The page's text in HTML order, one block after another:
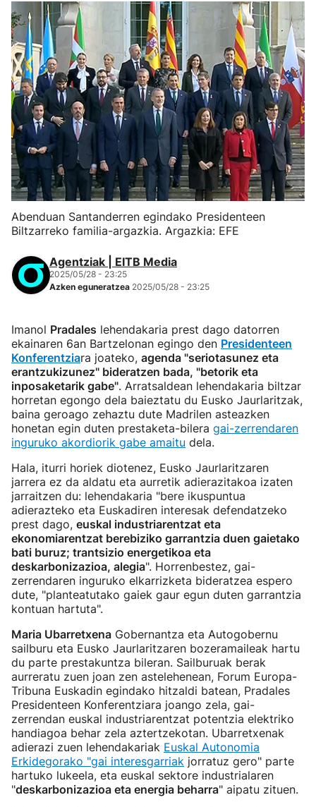
Abenduan Santanderren egindako Presidenteen
Biltzarreko familia-argazkia. Argazkia: EFE
Agentziak | EITB Media
2025/05/28 - 23:25
Azken eguneratzea 2025/05/28 - 23:25
Imanol Pradales lehendakaria prest dago datorren
ekainaren 6an Bartzelonan egingo den Presidenteen
Konferentziara joateko, agenda "seriotasunez eta
erantzukizunez" bideratzen bada, "betorik eta
inposaketarik gabe". Arratsaldean lehendakaria biltzar
horretan egongo dela baieztatu du Eusko Jaurlaritzak,
baina geroago zehaztu dute Madrilen asteazken
honetan egin duten prestaketa-bilera gai-zerrendaren
inguruko akordiorik gabe amaitu dela.
Hala, iturri horiek diotenez, Eusko Jaurlaritzaren
jarrera ez da aldatu eta aurretik adierazitakoa izaten
jarraitzen du: lehendakaria "bere ikuspuntua
adierazteko eta Euskadiren interesak defendatzeko
prest dago, euskal industriarentzat eta
ekonomiarentzat berebiziko garrantzia duen gaietako
bati buruz; trantsizio energetikoa eta
deskarbonizazioa, alegia". Horrenbestez, gai-
zerrendaren inguruko elkarrizketa bideratzea espero
dute, "planteatutako gaiek gaur egun duten garrantzia
kontuan hartuta".
Maria Ubarretxena Gobernantza eta Autogobernu
sailburu eta Eusko Jaurlaritzaren bozeramaileak hartu
du parte prestakuntza bileran. Sailburuak berak
aurreratu zuen joan zen astelehenean, Forum Europa-
Tribuna Euskadin egindako hitzaldi batean, Pradales
Presidenteen Konferentziara joango zela, gai-
zerrendan euskal industriarentzat potentzia elektriko
handiagoa behar zela aztertzekotan. Ubarretxenak
adierazi zuen lehendakariak Euskal Autonomia
Erkidegorako "gai interesgarriak jorratuz gero" parte
hartuko lukeela, eta euskal sektore industrialaren
"deskarbonizazioa eta energia beharra" aipatu zituen.